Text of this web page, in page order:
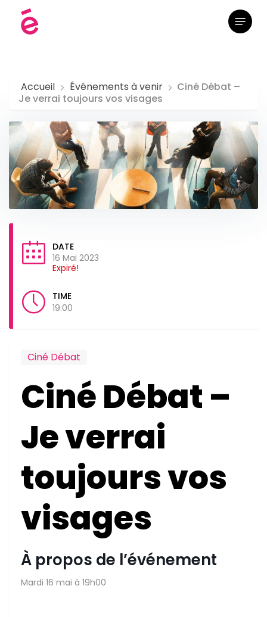
Menu
Accueil Événements à venir
Ciné Débat –
Je verrai toujours vos visages
DATE
16 Mai 2023
Expiré!
TIME
19:00
Ciné Débat
Ciné Débat –
Je verrai
toujours vos
visages
À propos de l’événement
Mardi 16 mai à 19h00